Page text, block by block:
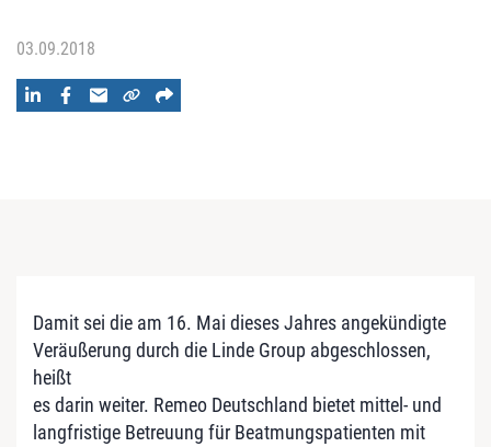
03.09.2018
Damit sei die am 16. Mai dieses Jahres angekündigte
Veräußerung durch die Linde Group abgeschlossen,
heißt
es darin weiter. Remeo Deutschland bietet mittel- und
langfristige Betreuung für Beatmungspatienten mit